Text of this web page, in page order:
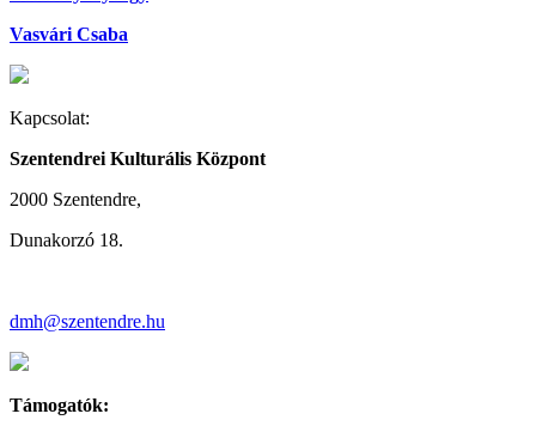
Vasvári Csaba
Kapcsolat:
Szentendrei Kulturális Központ
2000 Szentendre,
Dunakorzó 18.
dmh@szentendre.hu
Támogatók: